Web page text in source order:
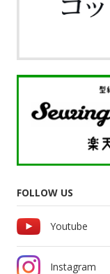
FOLLOW US
Youtube
Instagram